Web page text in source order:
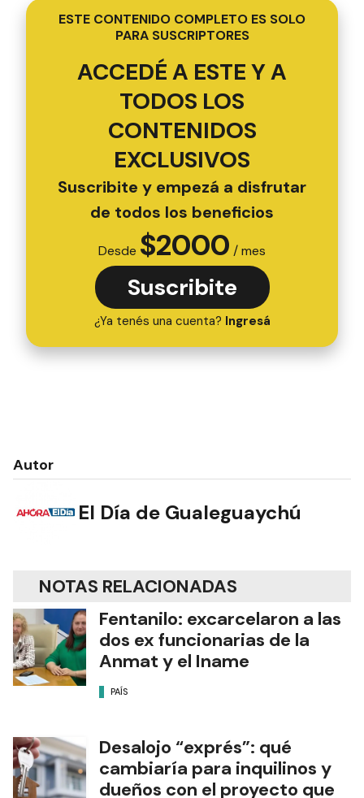
ESTE CONTENIDO COMPLETO ES SOLO
PARA SUSCRIPTORES
ACCEDÉ A ESTE Y A
TODOS LOS
CONTENIDOS
EXCLUSIVOS
Suscribite y empezá a disfrutar
de todos los beneficios
Desde $2000 / mes
Suscribite
¿Ya tenés una cuenta? Ingresá
Autor
El Día de Gualeguaychú
NOTAS RELACIONADAS
Fentanilo: excarcelaron a las
dos ex funcionarias de la
Anmat y el Iname
PAÍS
Desalojo “exprés”: qué
cambiaría para inquilinos y
dueños con el proyecto que